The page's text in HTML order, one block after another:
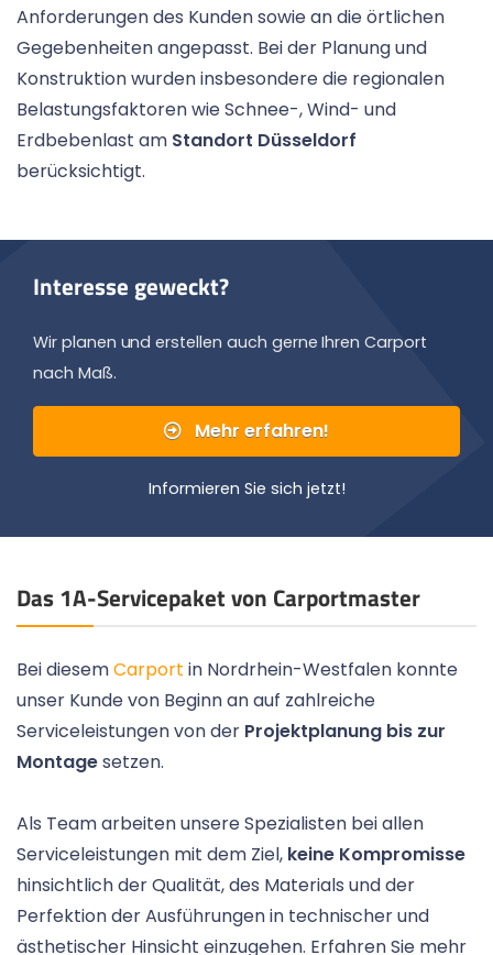
Anforderungen des Kunden sowie an die örtlichen
Gegebenheiten angepasst. Bei der Planung und
Konstruktion wurden insbesondere die regionalen
Belastungsfaktoren wie Schnee-, Wind- und
Erdbebenlast am Standort Düsseldorf
berücksichtigt.
Interesse geweckt?
Wir planen und erstellen auch gerne Ihren Carport
nach Maß.
Mehr erfahren!
Informieren Sie sich jetzt!
Das 1A-Servicepaket von Carportmaster
Bei diesemCarport in Nordrhein-Westfalen konnte
unser Kunde von Beginn an auf zahlreiche
Serviceleistungen von der Projektplanung bis zur
Montagesetzen.
Als Team arbeiten unsere Spezialisten bei allen
Serviceleistungen mit dem Ziel, keine Kompromisse
hinsichtlich der Qualität, des Materials und der
Perfektion der Ausführungen in technischer und
ästhetischer Hinsicht einzugehen. Erfahren Sie mehr